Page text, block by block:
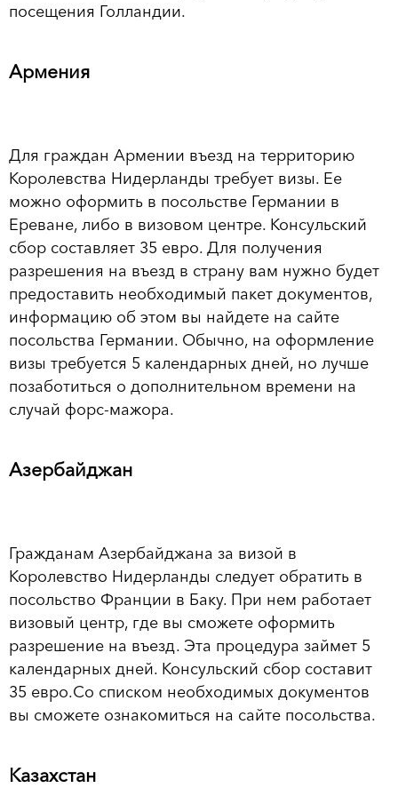
посещения Голландии.
Армения
Для граждан Армении въезд на территорию
Королевства Нидерланды требует визы. Ее
можно оформить в посольстве Германии в
Ереване, либо в визовом центре. Консульский
сбор составляет 35 евро. Для получения
разрешения на въезд в страну вам нужно будет
предоставить необходимый пакет документов,
информацию об этом вы найдете на сайте
посольства Германии. Обычно, на оформление
визы требуется 5 календарных дней, но лучше
позаботиться о дополнительном времени на
случай форс-мажора.
Азербайджан
Гражданам Азербайджана за визой в
Королевство Нидерланды следует обратить в
посольство Франции в Баку. При нем работает
визовый центр, где вы сможете оформить
разрешение на въезд. Эта процедура займет 5
календарных дней. Консульский сбор составит
35 евро.Со списком необходимых документов
вы сможете ознакомиться на сайте посольства.
Казахстан